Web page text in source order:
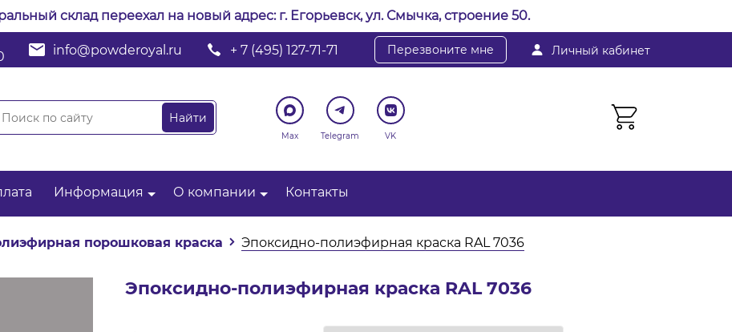
склад переехал на новый адрес: г. Егорьевск, ул. Смычка, строение 50.
Личный кабинет
info@powderoyal.ru + 7 (495) 127-71-71 Перезвоните мне
Max Telegram VK
Информация О компании Контакты
порошковая краска Эпоксидно-полиэфирная краска RAL 7036
Эпоксидно-полиэфирная краска RAL 7036